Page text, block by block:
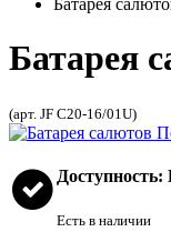
Батарея
Батарея
(арт. JF C20-16/01U)
Доступность:
Есть в наличии